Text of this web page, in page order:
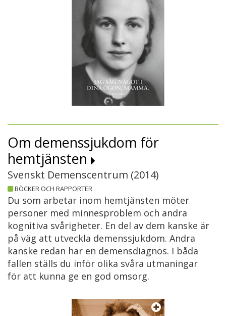
Om demenssjukdom för
hemtjänsten
Svenskt Demenscentrum (2014)
BÖCKER OCH RAPPORTER
Du som arbetar inom hemtjänsten möter
personer med minnesproblem och andra
kognitiva svårigheter. En del av dem kanske är
på väg att utveckla demenssjukdom. Andra
kanske redan har en demensdiagnos. I båda
fallen ställs du inför olika svåra utmaningar
för att kunna ge en god omsorg.